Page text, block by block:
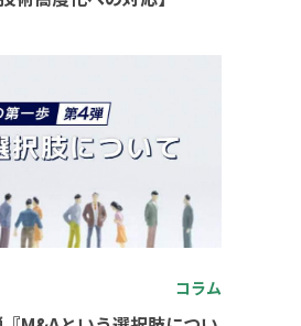
コラム